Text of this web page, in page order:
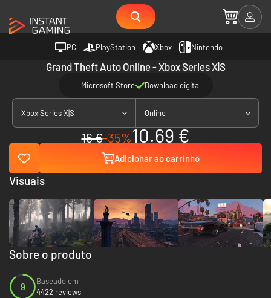
PC PlayStation Xbox Nintendo
Grand Theft Auto Online - Xbox Series X|S
Microsoft Store Download digital
Xbox Series X|S Online
16 €-35%10.69 €
Adicionar ao carrinho
Sobre o produto
9
Baseado em
4422 reviews
Visuais